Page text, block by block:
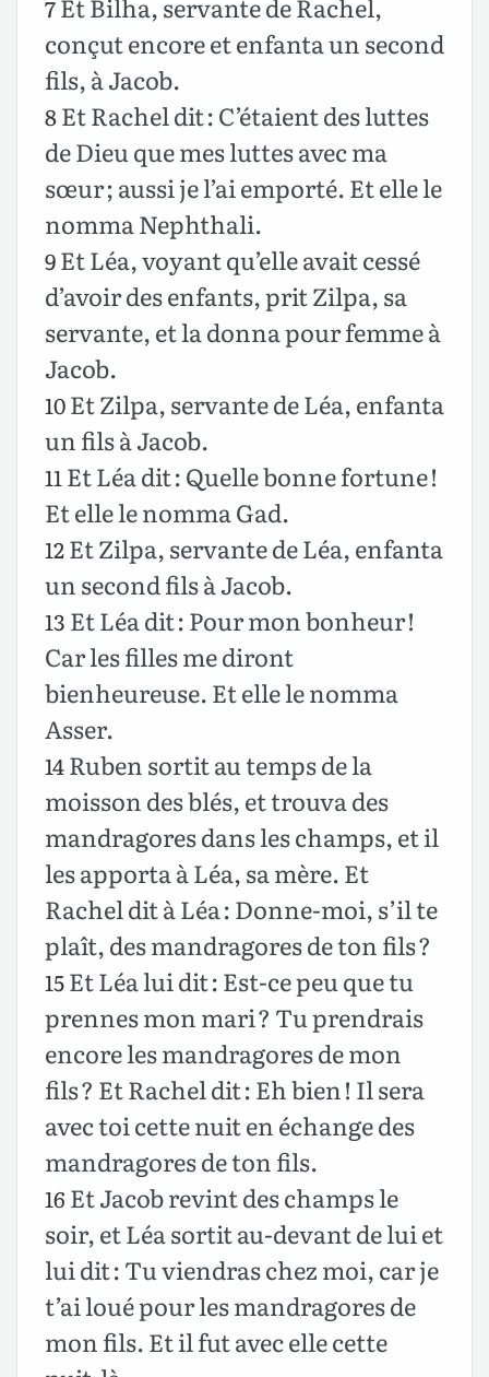
7Et Bilha, servante de Rachel,
conçut encore et enfanta un second
fils, à Jacob.
8Et Rachel dit : C’étaient des luttes
de Dieu que mes luttes avec ma
sœur ; aussi je l’ai emporté. Et elle le
nomma Nephthali.
9Et Léa, voyant qu’elle avait cessé
d’avoir des enfants, prit Zilpa, sa
servante, et la donna pour femme à
Jacob.
10Et Zilpa, servante de Léa, enfanta
un fils à Jacob.
11Et Léa dit : Quelle bonne fortune !
Et elle le nomma Gad.
12Et Zilpa, servante de Léa, enfanta
un second fils à Jacob.
13 Et Léa dit : Pour mon bonheur !
Car les filles me diront
bienheureuse. Et elle le nomma
Asser.
14Ruben sortit au temps de la
moisson des blés, et trouva des
mandragores dans les champs, et il
les apporta à Léa, sa mère. Et
Rachel dit à Léa : Donne-moi, s’il te
plaît, des mandragores de ton fils ?
15Et Léa lui dit : Est-ce peu que tu
prennes mon mari ? Tu prendrais
encore les mandragores de mon
fils ? Et Rachel dit : Eh bien ! Il sera
avec toi cette nuit en échange des
mandragores de ton fils.
16 Et Jacob revint des champs le
soir, et Léa sortit au-devant de lui et
lui dit : Tu viendras chez moi, car je
t’ai loué pour les mandragores de
mon fils. Et il fut avec elle cette